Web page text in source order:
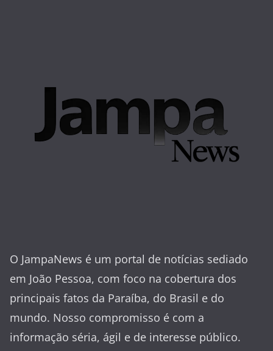
O JampaNews é um portal de notícias sediado
em João Pessoa, com foco na cobertura dos
principais fatos da Paraíba, do Brasil e do
mundo. Nosso compromisso é com a
informação séria, ágil e de interesse público.